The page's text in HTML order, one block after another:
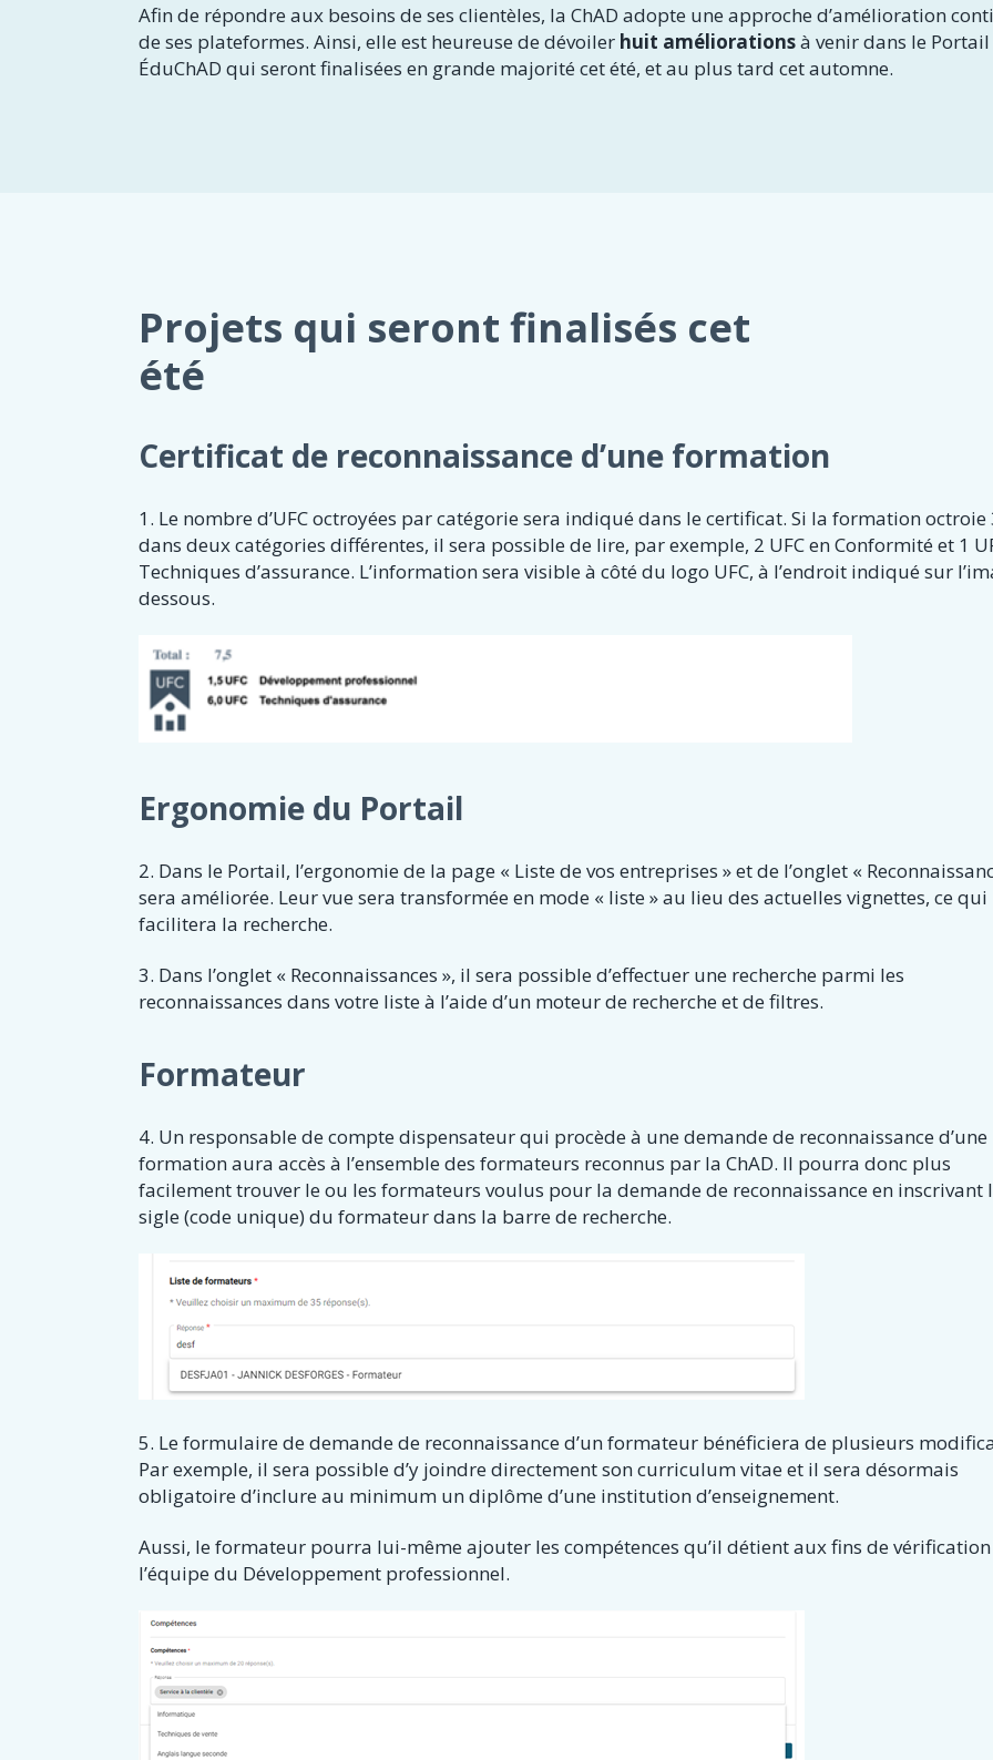
Afin de répondre aux besoins de ses clientèles, la ChAD adopte une approche d’amélioration
de ses plateformes. Ainsi, elle est heureuse de dévoiler huit améliorationsà venir dans le
ÉduChAD qui seront finalisées en grande majorité cet été, et au plus tard cet automne.
Projets qui seront finalisés cet
été
Certificat de reconnaissance d’une formation
1. Le nombre d’UFC octroyées par catégorie sera indiqué dans le certificat. Si la formation octroie
dans deux catégories différentes, il sera possible de lire, par exemple, 2 UFC en Conformité et 1
Techniques d’assurance. L’information sera visible à côté du logo UFC, à l’endroit indiqué sur
dessous.
Ergonomie du Portail
2. Dans le Portail, l’ergonomie de la page « Liste de vos entreprises » et de l’onglet «
sera améliorée. Leur vue sera transformée en mode « liste » au lieu des actuelles vignettes, ce qui
facilitera la recherche.
3. Dans l’onglet « Reconnaissances », il sera possible d’effectuer une recherche parmi les
reconnaissances dans votre liste à l’aide d’un moteur de recherche et de filtres.
Formateur
4. Un responsable de compte dispensateur qui procède à une demande de reconnaissance d’une
formation aura accès à l’ensemble des formateurs reconnus par la ChAD. Il pourra donc plus
facilement trouver le ou les formateurs voulus pour la demande de reconnaissance en inscrivant
sigle (code unique) du formateur dans la barre de recherche.
5. Le formulaire de demande de reconnaissance d’un formateur bénéficiera de plusieurs
Par exemple, il sera possible d’y joindre directement son curriculum vitae et il sera désormais
obligatoire d’inclure au minimum un diplôme d’une institution d’enseignement.
Aussi, le formateur pourra lui-même ajouter les compétences qu’il détient aux fins de
l’équipe du Développement professionnel.